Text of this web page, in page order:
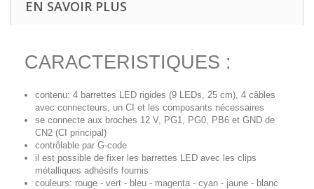
EN SAVOIR PLUS
CARACTERISTIQUES :
contenu: 4 barrettes LED rigides (9 LEDs, 25 cm), 4 câbles
avec connecteurs, un CI et les composants nécessaires
se connecte aux broches 12 V, PG1, PG0, PB6 et GND de
CN2 (CI principal)
contrôlable par G-code
il est possible de fixer les barrettes LED avec les clips
métalliques adhésifs fournis
couleurs: rouge - vert - bleu - magenta - cyan - jaune - blanc